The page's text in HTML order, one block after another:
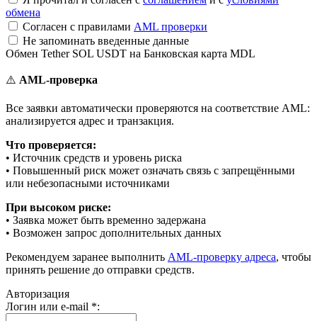
обмена
Согласен с правилами AML проверки
Не запоминать введенные данные
Обмен Tether SOL USDT на Банковская карта MDL
⚠️ AML-проверка
Все заявки автоматически проверяются на соответствие AML:
анализируется адрес и транзакция.
Что проверяется:
• Источник средств и уровень риска
• Повышенный риск может означать связь с запрещёнными
или небезопасными источниками
При высоком риске:
• Заявка может быть временно задержана
• Возможен запрос дополнительных данных
Рекомендуем заранее выполнить AML-проверку адреса, чтобы
принять решение до отправки средств.
Авторизация
Логин или e-mail *: